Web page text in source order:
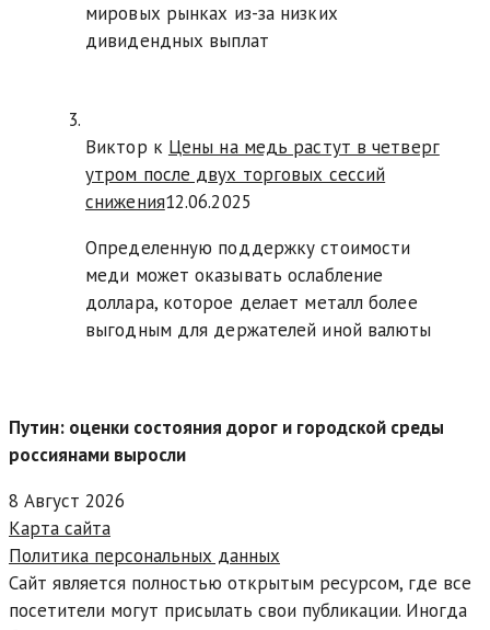
мировых рынках из-за низких
дивидендных выплат
Виктор к Цены на медь растут в четверг
утром после двух торговых сессий
снижения12.06.2025
Определенную поддержку стоимости
меди может оказывать ослабление
доллара, которое делает металл более
выгодным для держателей иной валюты
Путин: оценки состояния дорог и городской среды
россиянами выросли
8 Август 2026
Карта сайта
Политика персональных данных
Сайт является полностью открытым ресурсом, где все
посетители могут присылать свои публикации. Иногда